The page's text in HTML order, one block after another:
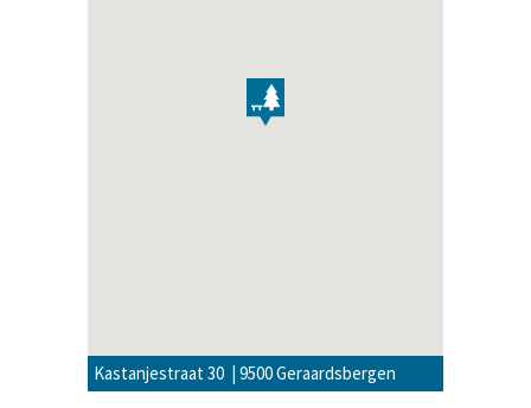
Kastanjestraat 30 | 9500 Geraardsbergen